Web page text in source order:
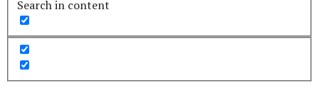
Search in content